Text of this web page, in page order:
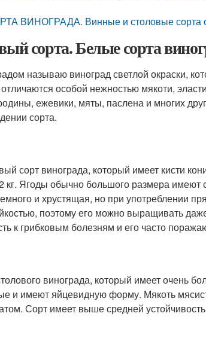
ВИНОГРАДА. Винные и столовые
сорта. Белые сорта
называю виноград светлой окраски,
особой нежностью мякоти,
ежевики, мяты, паслена и многих
сорта.
сорт винограда, который имеет кисти
2 кг. Ягоды обычно большого размера
и хрустящая, но при употреблении
поэтому его можно выращивать
к грибковым болезням и его часто
винограда, который имеет очень
и имеют яйцевидную форму. Мякоть
Сорт имеет выше средней